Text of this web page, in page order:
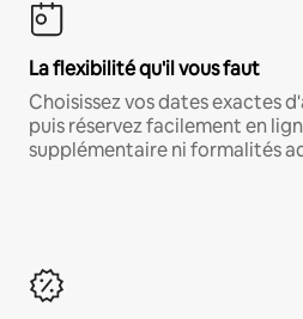
La flexibilité qu'il vous faut
Choisissez vos dates exactes
puis réservez facilement en
supplémentaire ni formalités